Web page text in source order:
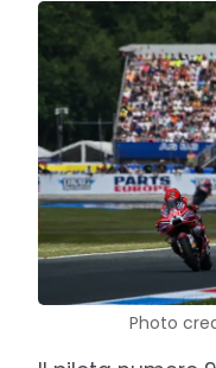
Photo